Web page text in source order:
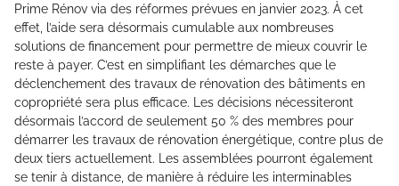
Prime Rénov via des réformes prévues en janvier 2023. À cet
effet, l’aide sera désormais cumulable aux nombreuses
solutions de financement pour permettre de mieux couvrir le
reste à payer. C’est en simplifiant les démarches que le
déclenchement des travaux de rénovation des bâtiments en
copropriété sera plus efficace. Les décisions nécessiteront
désormais l’accord de seulement 50 % des membres pour
démarrer les travaux de rénovation énergétique, contre plus de
deux tiers actuellement. Les assemblées pourront également
se tenir à distance, de manière à réduire les interminables